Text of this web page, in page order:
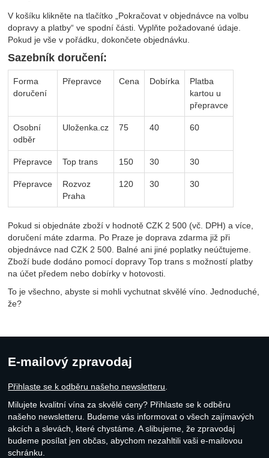
V košíku klikněte na tlačítko „Pokračovat v objednávce na volbu
dopravy a platby“ ve spodní části. Vyplňte požadované údaje.
Pokud je vše v pořádku, dokončete objednávku.
Sazebník doručení:
Forma
doručení
Přepravce Cena Dobírka
Platba
kartou u
přepravce
Osobní
odběr
Uloženka.cz 75 40 60
Přepravce Top trans 150 30 30
Přepravce
Rozvoz
Praha
120 30 30
Pokud si objednáte zboží v hodnotě CZK 2 500 (vč. DPH) a více,
doručení máte zdarma. Po Praze je doprava zdarma již při
objednávce nad CZK 2 500. Balné ani jiné poplatky neúčtujeme.
Zboží bude dodáno pomocí dopravy Top trans s možností platby
na účet předem nebo dobírky v hotovosti.
To je všechno, abyste si mohli vychutnat skvělé víno. Jednoduché,
že?
E-mailový zpravodaj
Přihlaste se k odběru našeho newsletteru
Milujete kvalitní vína za skvělé ceny? Přihlaste se k odběru
našeho newsletteru. Budeme vás informovat o všech zajímavých
akcích a slevách, které chystáme. A slibujeme, že zpravodaj
budeme posílat jen občas, abychom nezahltili vaši e-mailovou
schránku.